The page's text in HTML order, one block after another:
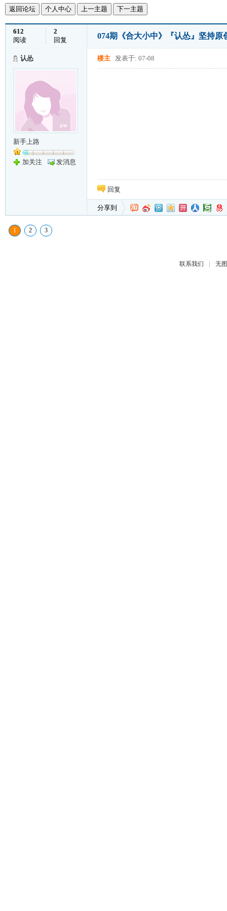
返回论坛 个人中心 上一主题 下一主题
612
阅读
2
回复
074期《合大小中》『认怂』坚持
认怂
新手上路
加关注 发消息
楼主 发表于: 07-08
回复
分享到
1 2 3
联系我们 | 无